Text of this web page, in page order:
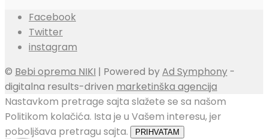
Facebook
Twitter
instagram
© Bebi oprema NIKI | Powered byAd Symphony -
digitalna results-driven marketinška agencija
Nastavkom pretrage sajta slažete se sa našom
Politikom kolačića. Ista je u Vašem interesu, jer
poboljšava pretragu sajta.
PRIHVATAM